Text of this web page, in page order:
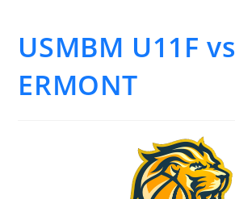
USMBM U11F vs
ERMONT